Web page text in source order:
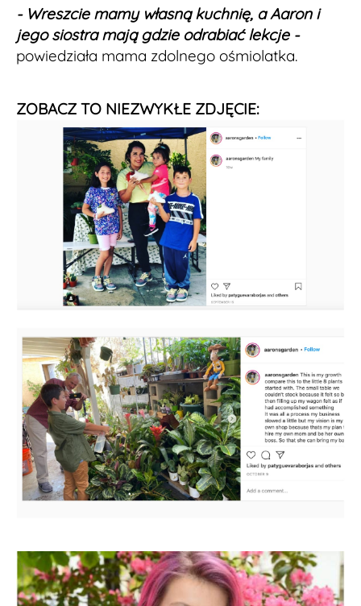
- Wreszcie mamy własną kuchnię, a Aaron i
jego siostra mają gdzie odrabiać lekcje -
powiedziała mama zdolnego ośmiolatka.
ZOBACZ TO NIEZWYKŁE ZDJĘCIE: